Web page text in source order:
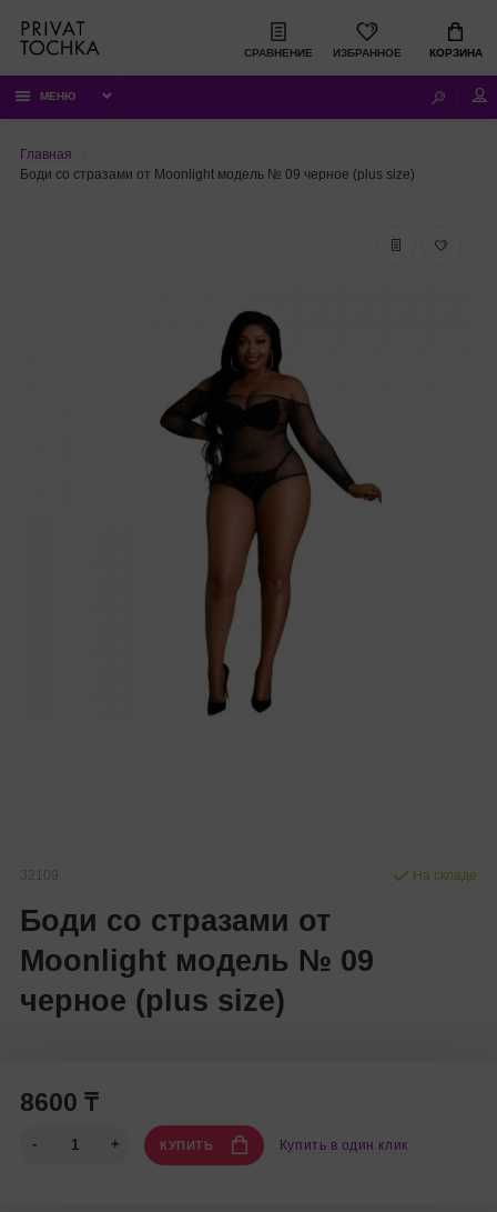
СРАВНЕНИЕ ИЗБРАННОЕ КОРЗИНА
МЕНЮ
Главная
Боди со стразами от Moonlight модель № 09 черное (plus size)
32109
Боди со стразами от
Moonlight модель № 09
черное (plus size)
На складе
8600 ₸
КУПИТЬ Купить в один клик